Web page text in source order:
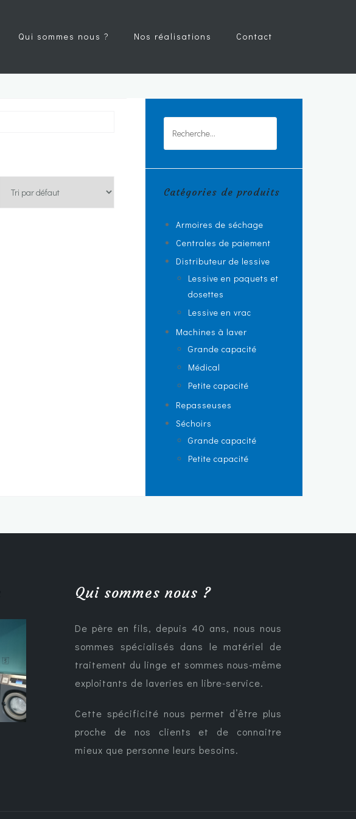
Qui sommes nous ? Nos réalisations Contact
Catégories de produits
Armoires de séchage
Centrales de paiement
Distributeur de lessive
Lessive en paquets et
dosettes
Lessive en vrac
Machines à laver
Grande capacité
Médical
Petite capacité
Repasseuses
Séchoirs
Grande capacité
Petite capacité
Qui sommes nous ?
De père en fils, depuis 40 ans, nous nous
sommes spécialisés dans le matériel de
traitement du linge et sommes nous-même
exploitants de laveries en libre-service.
Cette spécificité nous permet d’être plus
proche de nos clients et de connaitre
mieux que personne leurs besoins.